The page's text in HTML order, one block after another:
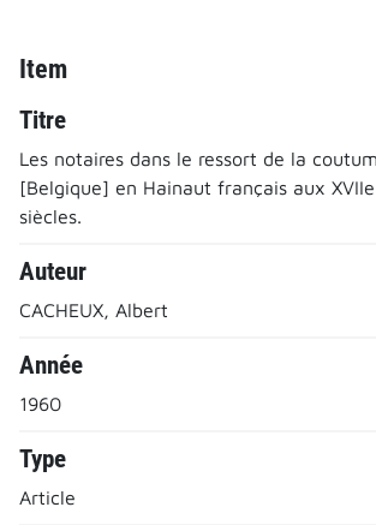
Item
Titre
Les notaires dans le ressort de la
[Belgique] en Hainaut français aux
siècles.
Auteur
CACHEUX, Albert
Année
1960
Type
Article